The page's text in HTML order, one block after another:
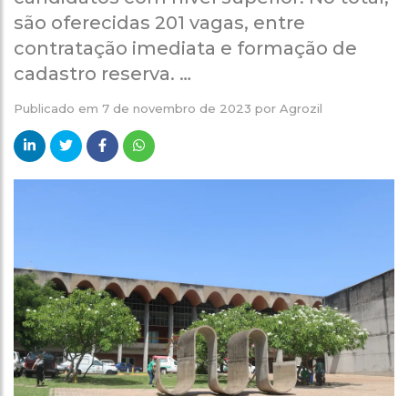
são oferecidas 201 vagas, entre
contratação imediata e formação de
cadastro reserva. …
Publicado em 7 de novembro de 2023 por Agrozil